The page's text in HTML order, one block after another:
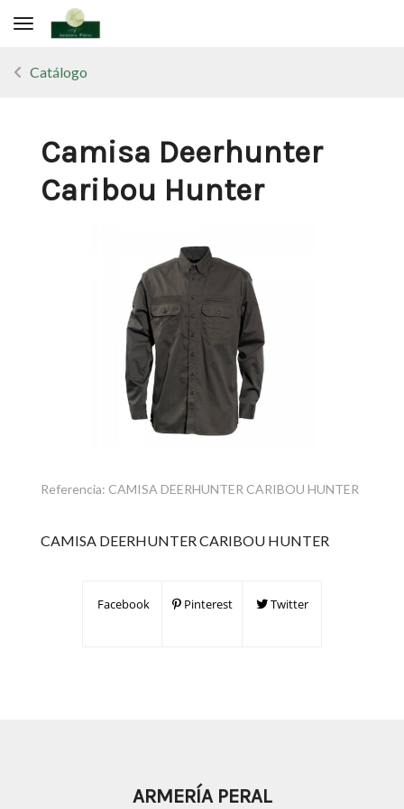
Toggle navigation
Catálogo
Camisa Deerhunter
Caribou Hunter
Referencia: CAMISA DEERHUNTER CARIBOU HUNTER
CAMISA DEERHUNTER CARIBOU HUNTER
Facebook Pinterest Twitter
ARMERÍA PERAL